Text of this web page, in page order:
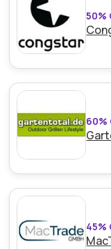
50%
60%
45%